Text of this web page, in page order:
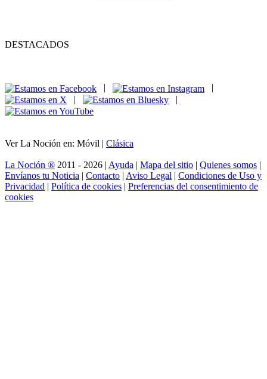
DESTACADOS
|
|
Ver La Noción en: Móvil | Clásica
La Noción ® 2011 - 2026 | Ayuda | Mapa del sitio | Quienes somos |
Envíanos tu Noticia | Contacto | Aviso Legal | Condiciones de Uso y
Privacidad | Política de cookies | Preferencias del consentimiento de
cookies